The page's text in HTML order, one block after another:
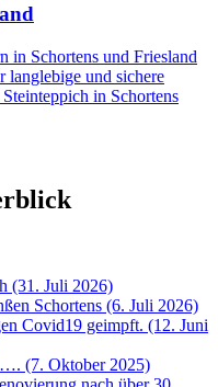
in Schortens und Friesland
langlebige und sichere
in Schortens
(31. Juli 2026)
Schortens (6. Juli 2026)
Covid19 geimpft. (12. Juni
(7. Oktober 2025)